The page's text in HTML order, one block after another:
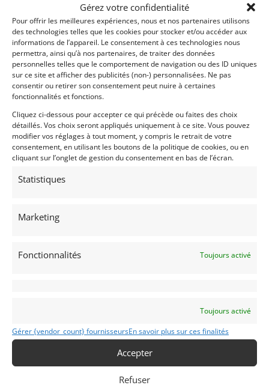
Gérez votre confidentialité
Pour offrir les meilleures expériences, nous et nos partenaires utilisons
des technologies telles que les cookies pour stocker et/ou accéder aux
informations de l’appareil. Le consentement à ces technologies nous
permettra, ainsi qu’à nos partenaires, de traiter des données
personnelles telles que le comportement de navigation ou des ID uniques
sur ce site et afficher des publicités (non-) personnalisées. Ne pas
consentir ou retirer son consentement peut nuire à certaines
fonctionnalités et fonctions.
Cliquez ci-dessous pour accepter ce qui précède ou faites des choix
détaillés. Vos choix seront appliqués uniquement à ce site. Vous pouvez
modifier vos réglages à tout moment, y compris le retrait de votre
consentement, en utilisant les boutons de la politique de cookies, ou en
cliquant sur l’onglet de gestion du consentement en bas de l’écran.
Statistiques
Marketing
Fonctionnalités Toujours activé
Toujours activé
Gérer {vendor_count} fournisseursEn savoir plus sur ces finalités
Accepter
Refuser
INFORMATIONS